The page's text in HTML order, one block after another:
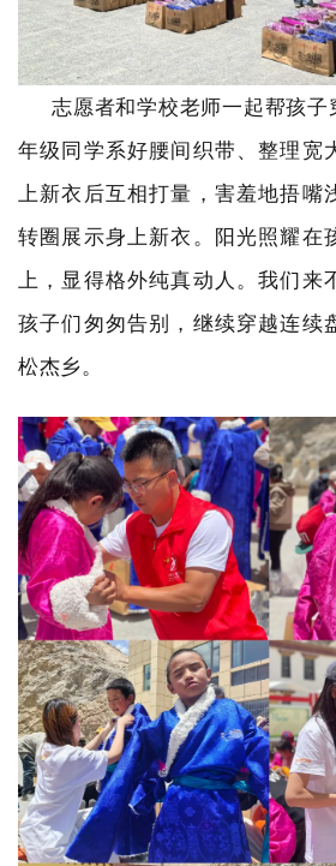
志愿者和学校老师一起帮孩子
年级同学系好腰间织带、整理宽
上新衣后互相打量，害羞地捂嘴
转圈展示身上新衣。阳光照耀在
上，显得格外纯真动人。我们来
孩子们匆匆告别，继续穿越连续
松杰乡。